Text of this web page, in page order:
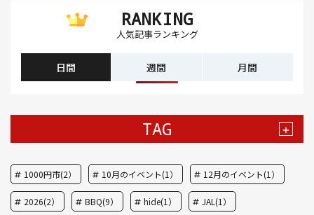
RANKING
人気記事ランキング
日間 週間 月間
TAG +
1000円市(2） 10月のイベント(1） 12月のイベント(1）
2026(2） BBQ(9） hide(1） JAL(1）